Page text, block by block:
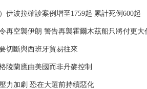
伊波拉確診案例增至1759起 累計死例600起
再空襲伊朗 警告再襲霍爾木茲船只將付更大
切斷與西班牙貿易往來
陵蘭應由美國而非丹麥控制
力加劇 恐在大選前持續惡化